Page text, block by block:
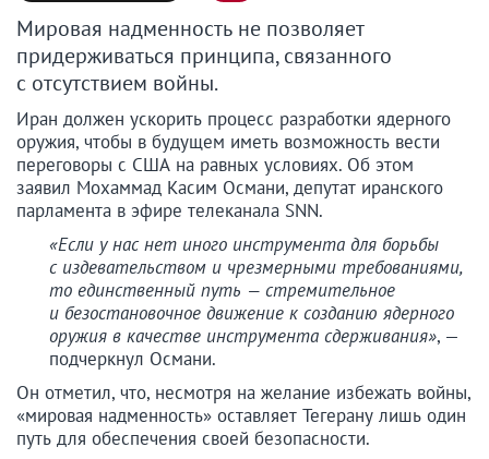
Мировая надменность не позволяет
придерживаться принципа, связанного
с отсутствием войны.
Иран должен ускорить процесс разработки ядерного
оружия, чтобы в будущем иметь возможность вести
переговоры с США на равных условиях. Об этом
заявил Мохаммад Касим Османи, депутат иранского
парламента в эфире телеканала SNN.
«Если у нас нет иного инструмента для борьбы
с издевательством и чрезмерными требованиями,
то единственный путь — стремительное
и безостановочное движение к созданию ядерного
оружия в качестве инструмента сдерживания», —
подчеркнул Османи.
Он отметил, что, несмотря на желание избежать войны,
«мировая надменность» оставляет Тегерану лишь один
путь для обеспечения своей безопасности.